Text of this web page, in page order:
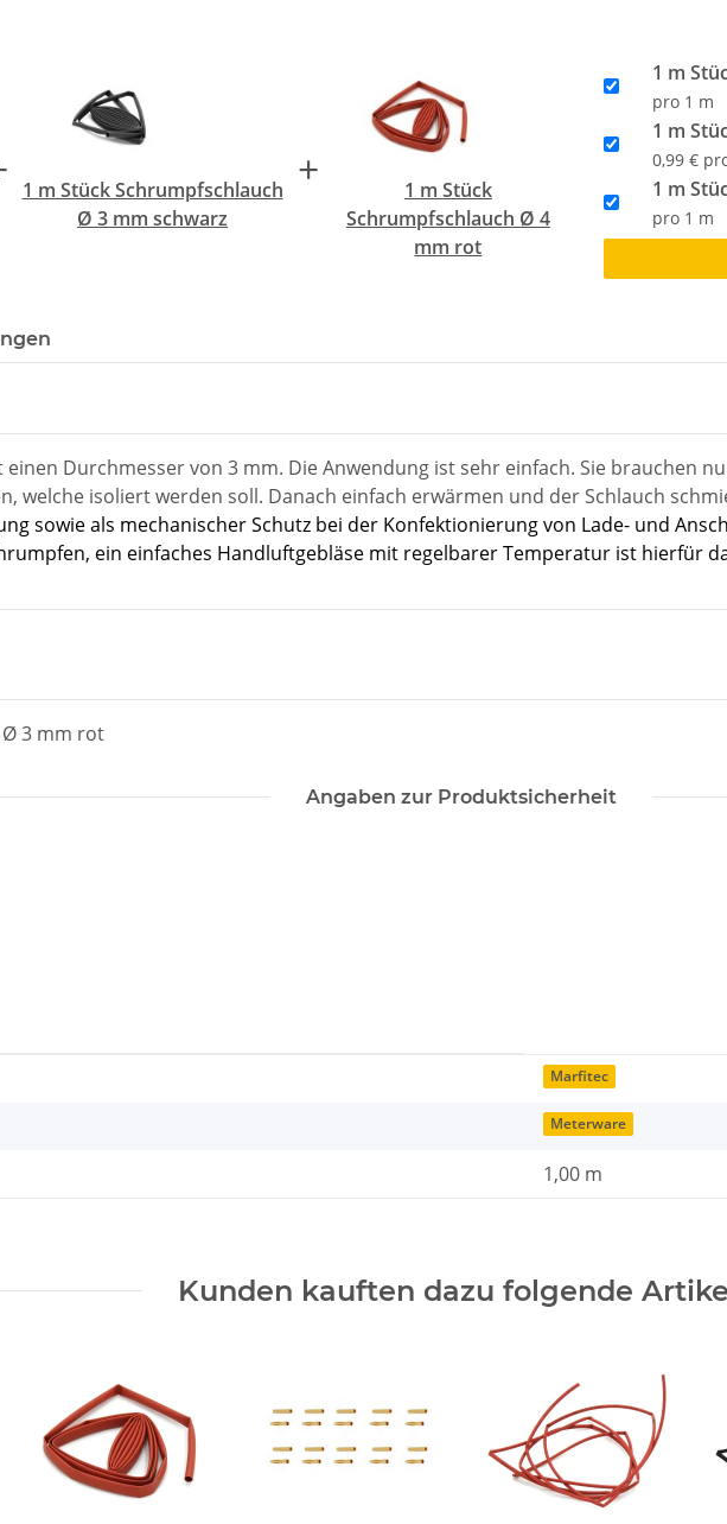
1 m Stück Schrumpfschlauch
Ø 3 mm schwarz
+
1 m Stück
Schrumpfschlauch Ø 4
mm rot
1 m
pro 1 m
1 m
0,99 €
1 m
pro 1 m
Durchmesser von 3 mm. Die Anwendung ist sehr einfach. Sie brauchen
welche isoliert werden soll. Danach einfach erwärmen und der Schlauch
sowie als mechanischer Schutz bei der Konfektionierung von Lade- und
ein einfaches Handluftgebläse mit regelbarer Temperatur ist hierfür
Ø 3 mm rot
Angaben zur Produktsicherheit
Marfitec
Meterware
1,00 m
Kunden kauften dazu folgende